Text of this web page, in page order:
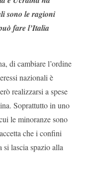
sono le ragioni
fare l’Italia
di cambiare l’ordine
nazionali è
realizzarsi a spese
Soprattutto in uno
le minoranze sono
che i confini
si lascia spazio alla